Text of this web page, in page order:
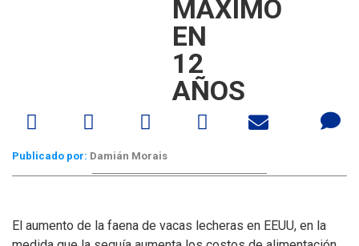
MÁXIMO
EN
12
AÑOS
Publicado por: Damián Morais
El aumento de la faena de vacas lecheras en EEUU, en la